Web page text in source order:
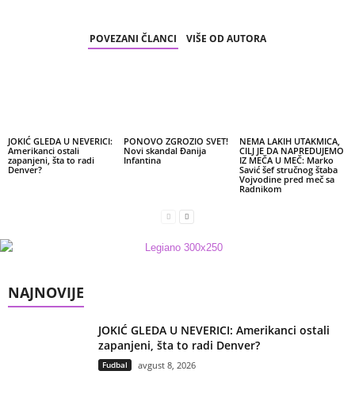
POVEZANI ČLANCI VIŠE OD AUTORA
JOKIĆ GLEDA U NEVERICI:
Amerikanci ostali
zapanjeni, šta to radi
Denver?
PONOVO ZGROZIO SVET!
Novi skandal Đanija
Infantina
NEMA LAKIH UTAKMICA,
CILJ JE DA NAPREDUJEMO
IZ MEČA U MEČ: Marko
Savić šef stručnog štaba
Vojvodine pred meč sa
Radnikom
NAJNOVIJE
JOKIĆ GLEDA U NEVERICI: Amerikanci ostali
zapanjeni, šta to radi Denver?
Fudbal avgust 8, 2026